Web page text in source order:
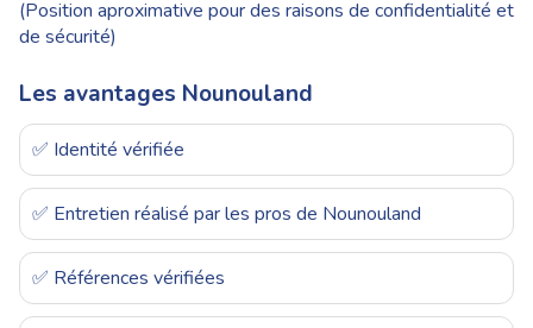
(Position aproximative pour des raisons de confidentialité et
de sécurité)
Les avantages Nounouland
✅ Identité vérifiée
✅ Entretien réalisé par les pros de Nounouland
✅ Références vérifiées